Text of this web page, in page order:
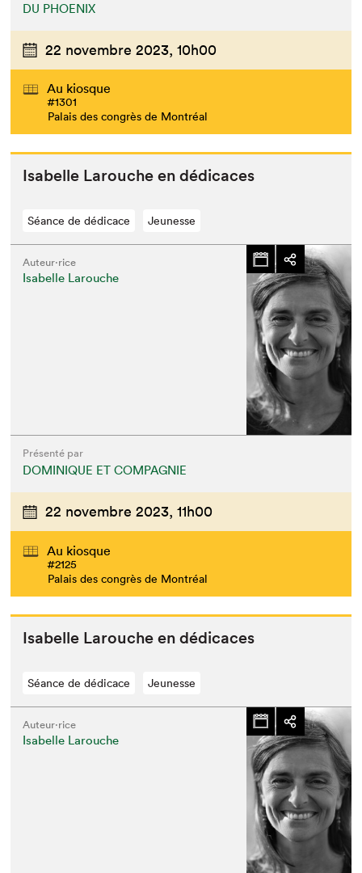
DU PHOENIX
22 novembre 2023, 10h00
Au kiosque
#1301
Palais des congrès de Montréal
Isabelle Larouche en dédicaces
Séance de dédicace Jeunesse
Auteur·rice
Isabelle Larouche
Présenté par
DOMINIQUE ET COMPAGNIE
22 novembre 2023, 11h00
Au kiosque
#2125
Palais des congrès de Montréal
Isabelle Larouche en dédicaces
Séance de dédicace Jeunesse
Auteur·rice
Isabelle Larouche